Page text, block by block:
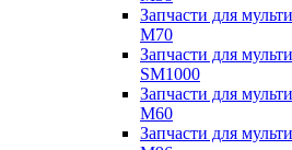
Запчасти для
M70
Запчасти для
SM1000
Запчасти для
M60
Запчасти для